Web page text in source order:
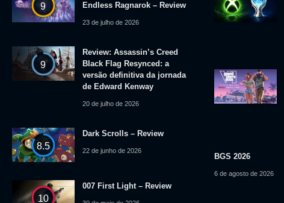
9
Endless Ragnarok – Review
23 de julho de 2026
9
Review: Assassin’s Creed
Black Flag Resynced: a
versão definitiva da jornada
de Edward Kenway
20 de julho de 2026
8.5
Dark Scrolls – Review
22 de junho de 2026
10
007 First Light – Review
BGS 2026
6 de agosto de 2026